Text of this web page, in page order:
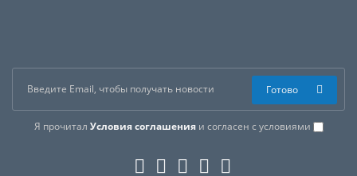
Я прочитал Условия соглашенияи согласен с условиями
Готово